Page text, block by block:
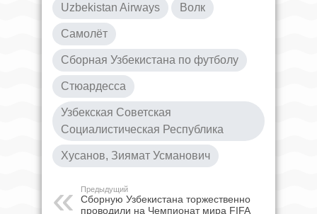
Uzbekistan Airways Волк
Самолёт
Сборная Узбекистана по футболу
Стюардесса
Узбекская Советская
Социалистическая Республика
Хусанов, Зиямат Усманович
Предыдущий
Сборную Узбекистана торжественно
проводили на Чемпионат мира FIFA